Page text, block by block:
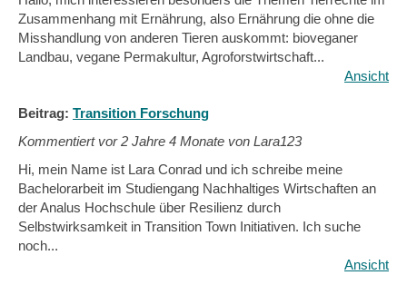
Zusammenhang mit Ernährung, also Ernährung die ohne die
Misshandlung von anderen Tieren auskommt: bioveganer
Landbau, vegane Permakultur, Agroforstwirtschaft...
Ansicht
Beitrag: Transition Forschung
Kommentiert vor2 Jahre 4 Monate von Lara123
Hi, mein Name ist Lara Conrad und ich schreibe meine
Bachelorarbeit im Studiengang Nachhaltiges Wirtschaften an
der Analus Hochschule über Resilienz durch
Selbstwirksamkeit in Transition Town Initiativen. Ich suche
noch...
Ansicht